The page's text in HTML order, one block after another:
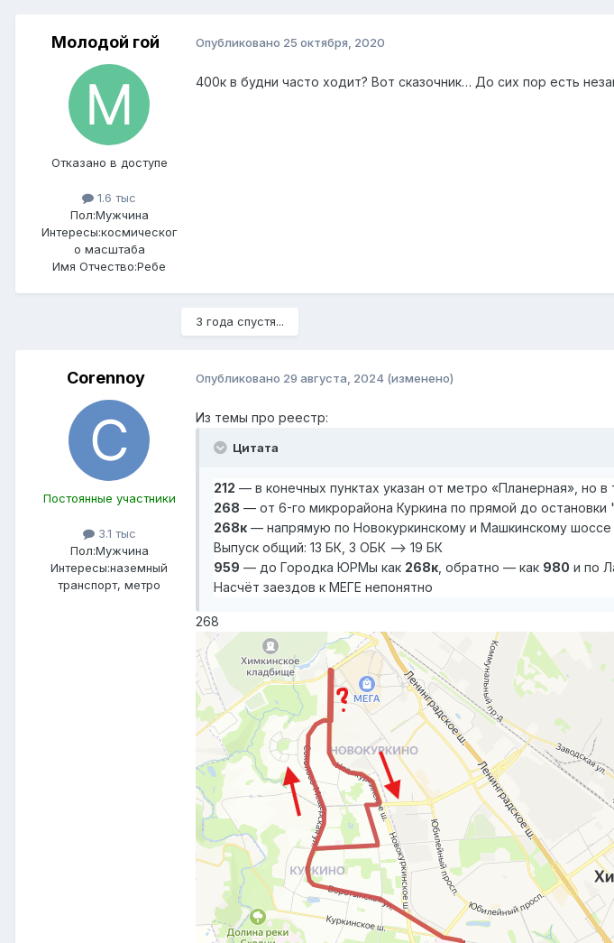
Молодой гой
Отказано в доступе
1.6 тыс
Пол:Мужчина
Интересы:космическог
о масштаба
Имя Отчество:Ребе
Опубликовано 25 октября, 2020
400к в будни часто ходит? Вот сказочник… До сих пор есть
3 года спустя...
Corennoy
Постоянные участники
3.1 тыс
Пол:Мужчина
Интересы:наземный
транспорт, метро
Опубликовано 29 августа, 2024 (изменено)
Из темы про реестр:
Цитата
212 — в конечных пунктах указан от метро «Планерная», но в
268 — от 6-го микрорайона Куркина по прямой до
268к — напрямую по Новокуркинскому и Машкинскому шоссе
Выпуск общий: 13 БК, 3 ОБК —> 19 БК
959 — до Городка ЮРМы как 268к , обратно — как 980 и по
Насчёт заездов к МЕГЕ непонятно
268